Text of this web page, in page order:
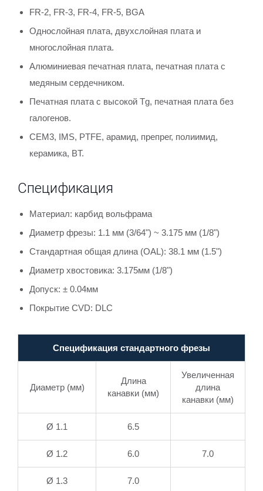
FR-2, FR-3, FR-4, FR-5, BGA
Однослойная плата, двухслойная плата и
многослойная плата.
Алюминиевая печатная плата, печатная плата с
медяным сердечником.
Печатная плата с высокой Tg, печатная плата без
галогенов.
CEM3, IMS, PTFE, арамид, препрег, полиимид,
керамика, BT.
Спецификация
Материал: карбид вольфрама
Диаметр фрезы: 1.1 мм (3/64") ~ 3.175 мм (1/8")
Стандартная общая длина (OAL): 38.1 мм (1.5")
Диаметр хвостовика: 3.175мм (1/8")
Допуск: ± 0.04мм
Покрытие CVD: DLC
Спецификация стандартного фрезы
Диаметр (мм)
Длина
канавки (мм)
Увеличенная
длина
канавки (мм)
Ø 1.1 6.5
Ø 1.2 6.0 7.0
Ø 1.3 7.0